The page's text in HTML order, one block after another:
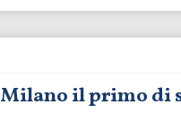
il primo di